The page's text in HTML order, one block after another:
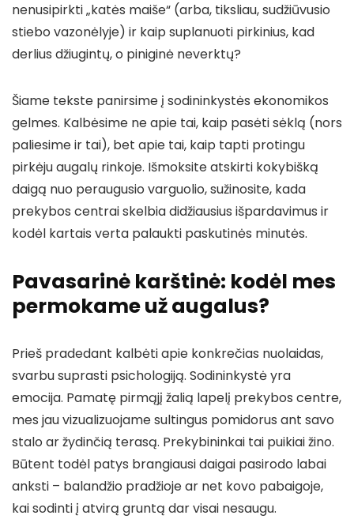
nenusipirkti „katės maiše“ (arba, tiksliau, sudžiūvusio
stiebo vazonėlyje) ir kaip suplanuoti pirkinius, kad
derlius džiugintų, o piniginė neverktų?
Šiame tekste panirsime į sodininkystės ekonomikos
gelmes. Kalbėsime ne apie tai, kaip pasėti sėklą (nors
paliesime ir tai), bet apie tai, kaip tapti protingu
pirkėju augalų rinkoje. Išmoksite atskirti kokybišką
daigą nuo peraugusio varguolio, sužinosite, kada
prekybos centrai skelbia didžiausius išpardavimus ir
kodėl kartais verta palaukti paskutinės minutės.
Pavasarinė karštinė: kodėl mes
permokame už augalus?
Prieš pradedant kalbėti apie konkrečias nuolaidas,
svarbu suprasti psichologiją. Sodininkystė yra
emocija. Pamatę pirmąjį žalią lapelį prekybos centre,
mes jau vizualizuojame sultingus pomidorus ant savo
stalo ar žydinčią terasą. Prekybininkai tai puikiai žino.
Būtent todėl patys brangiausi daigai pasirodo labai
anksti – balandžio pradžioje ar net kovo pabaigoje,
kai sodinti į atvirą gruntą dar visai nesaugu.